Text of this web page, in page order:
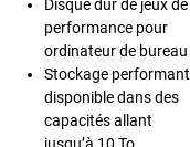
Disque dur de jeux de
performance pour
ordinateur de bureau
Stockage performant
disponible dans des
capacités allant